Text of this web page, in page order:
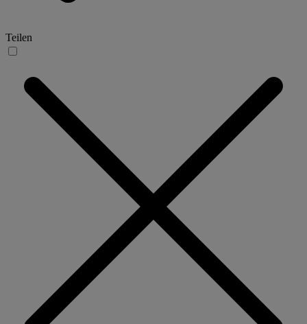
Teilen